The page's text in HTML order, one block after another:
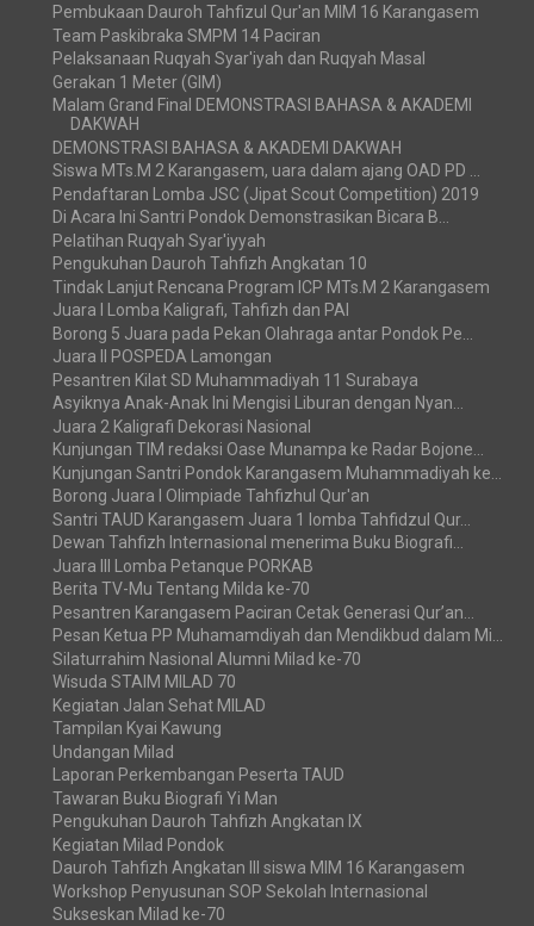
Pembukaan Dauroh Tahfizul Qur'an MIM 16 Karangasem
Team Paskibraka SMPM 14 Paciran
Pelaksanaan Ruqyah Syar'iyah dan Ruqyah Masal
Gerakan 1 Meter (GIM)
Malam Grand Final DEMONSTRASI BAHASA & AKADEMI
DAKWAH
DEMONSTRASI BAHASA & AKADEMI DAKWAH
Siswa MTs.M 2 Karangasem, uara dalam ajang OAD PD ...
Pendaftaran Lomba JSC (Jipat Scout Competition) 2019
Di Acara Ini Santri Pondok Demonstrasikan Bicara B...
Pelatihan Ruqyah Syar'iyyah
Pengukuhan Dauroh Tahfizh Angkatan 10
Tindak Lanjut Rencana Program ICP MTs.M 2 Karangasem
Juara I Lomba Kaligrafi, Tahfizh dan PAI
Borong 5 Juara pada Pekan Olahraga antar Pondok Pe...
Juara II POSPEDA Lamongan
Pesantren Kilat SD Muhammadiyah 11 Surabaya
Asyiknya Anak-Anak Ini Mengisi Liburan dengan Nyan...
Juara 2 Kaligrafi Dekorasi Nasional
Kunjungan TIM redaksi Oase Munampa ke Radar Bojone...
Kunjungan Santri Pondok Karangasem Muhammadiyah ke...
Borong Juara I Olimpiade Tahfizhul Qur'an
Santri TAUD Karangasem Juara 1 lomba Tahfidzul Qur...
Dewan Tahfizh Internasional menerima Buku Biografi...
Juara III Lomba Petanque PORKAB
Berita TV-Mu Tentang Milda ke-70
Pesantren Karangasem Paciran Cetak Generasi Qur’an...
Pesan Ketua PP Muhamamdiyah dan Mendikbud dalam Mi...
Silaturrahim Nasional Alumni Milad ke-70
Wisuda STAIM MILAD 70
Kegiatan Jalan Sehat MILAD
Tampilan Kyai Kawung
Undangan Milad
Laporan Perkembangan Peserta TAUD
Tawaran Buku Biografi Yi Man
Pengukuhan Dauroh Tahfizh Angkatan IX
Kegiatan Milad Pondok
Dauroh Tahfizh Angkatan III siswa MIM 16 Karangasem
Workshop Penyusunan SOP Sekolah Internasional
Sukseskan Milad ke-70